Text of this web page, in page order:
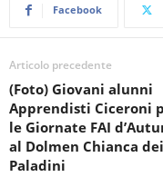
Facebook
Articolo precedente
(Foto) Giovani alunni
Apprendisti Ciceroni
le Giornate FAI
al Dolmen Chianca dei
Paladini